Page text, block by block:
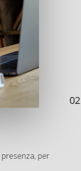
presenza, per
02